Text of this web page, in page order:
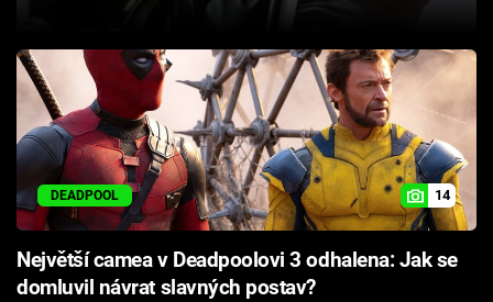
TV Program
Sledujte prima+
Přihlášení
Sledujte nás
DEADPOOL 14
Největší camea v Deadpoolovi 3 odhalena: Jak se
domluvil návrat slavných postav?